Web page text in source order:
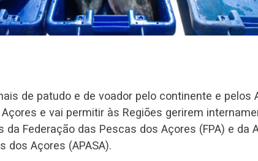
de patudo e de voador pelo continente e pelos
e vai permitir às Regiões gerirem
Federação das Pescas dos Açores (FPA) e da
dos Açores (APASA).